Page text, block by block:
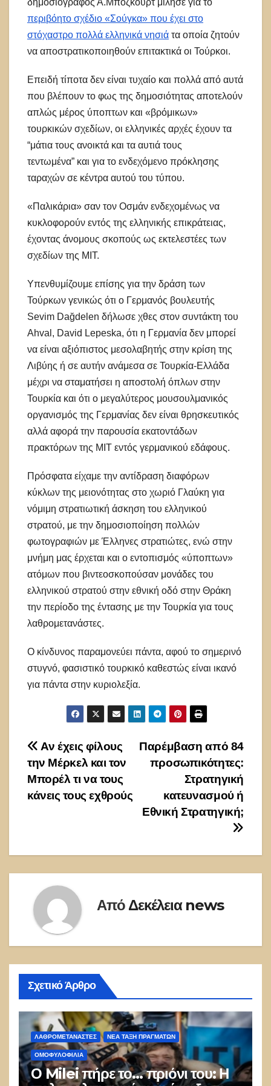
δημοσιογράφος Α.Μποζκούρτ μίλησε για το
περιβόητο σχέδιο «Σούγκα» που έχει στο
στόχαστρο πολλά ελληνικά νησιά τα οποία ζητούν
να αποστρατικοποιηθούν επιτακτικά οι Τούρκοι.
Επειδή τίποτα δεν είναι τυχαίο και πολλά από αυτά
που βλέπουν το φως της δημοσιότητας αποτελούν
απλώς μέρος ύποπτων και «βρόμικων»
τουρκικών σχεδίων, οι ελληνικές αρχές έχουν τα
“μάτια τους ανοικτά και τα αυτιά τους
τεντωμένα” και για το ενδεχόμενο πρόκλησης
ταραχών σε κέντρα αυτού του τύπου.
«Παλικάρια» σαν τον Οσμάν ενδεχομένως να
κυκλοφορούν εντός της ελληνικής επικράτειας,
έχοντας άνομους σκοπούς ως εκτελεστέες των
σχεδίων της ΜΙΤ.
Υπενθυμίζουμε επίσης για την δράση των
Τούρκων γενικώς ότι ο Γερμανός βουλευτής
Sevim Dağdelen δήλωσε χθες στον συντάκτη του
Ahval, David Lepeska, ότι η Γερμανία δεν μπορεί
να είναι αξιόπιστος μεσολαβητής στην κρίση της
Λιβύης ή σε αυτήν ανάμεσα σε Τουρκία-Ελλάδα
μέχρι να σταματήσει η αποστολή όπλων στην
Τουρκία και ότι ο μεγαλύτερος μουσουλμανικός
οργανισμός της Γερμανίας δεν είναι θρησκευτικός
αλλά αφορά την παρουσία εκατοντάδων
πρακτόρων της ΜΙΤ εντός γερμανικού εδάφους.
Πρόσφατα είχαμε την αντίδραση διαφόρων
κύκλων της μειονότητας στο χωριό Γλαύκη για
νόμιμη στρατιωτική άσκηση του ελληνικού
στρατού, με την δημοσιοποίηση πολλών
φωτογραφιών με Έλληνες στρατιώτες, ενώ στην
μνήμη μας έρχεται και ο εντοπισμός «ύποπτων»
ατόμων που βιντεοσκοπούσαν μονάδες του
ελληνικού στρατού στην εθνική οδό στην Θράκη
την περίοδο της έντασης με την Τουρκία για τους
λαθρομετανάστες.
Ο κίνδυνος παραμονεύει πάντα, αφού το σημερινό
στυγνό, φασιστικό τουρκικό καθεστώς είναι ικανό
για πάντα στην κυριολεξία.
Πλοήγηση
άρθρων
Παρέμβαση από 84
προσωπικότητες:
Στρατηγική
κατευνασμού ή
Εθνική Στρατηγική;
Αν έχεις φίλους
την Μέρκελ και τον
Μπορέλ τι να τους
κάνεις τους εχθρούς
Από Δεκέλεια news
Σχετικό Άρθρο
ΛΑΘΡΟΜΕΤΑΝΑΣΤΕΣ ΝΈΑ ΤΆΞΗ ΠΡΑΓΜΆΤΩΝ
ΟΜΟΦΥΛΟΦΙΛΊΑ
Ο Milei πήρε το… πριόνι του: Η